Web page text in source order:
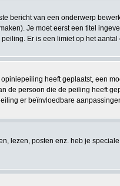
bericht van een onderwerp
Je moet eerst een titel
Er is een limiet op het
heeft geplaatst, een
persoon die de peiling heeft
er beïnvloedbare
lezen, posten enz. heb je